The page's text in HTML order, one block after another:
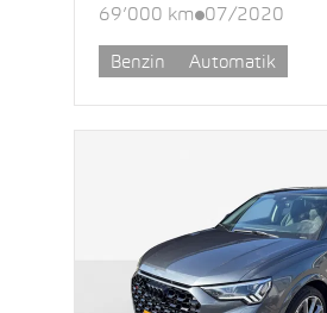
69’000 km 07/2020
Benzin Automatik